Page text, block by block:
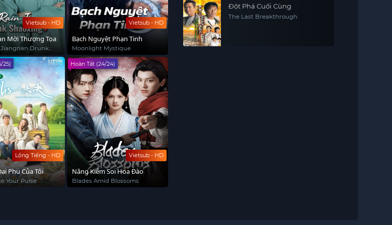
Vietsub - HD
Mời Thượng Tọa
Jiangnan Drunk
Vietsub - HD
Bạch Nguyệt Phạn Tinh
Moonlight Mystique
Lồng Tiếng - HD
25)
Phu Của Tôi
Your Pulse
Vietsub - HD
Hoàn Tất (24/24)
Nâng Kiếm Soi Hoa Đào
Blades Amid Blossoms
Đột Phá Cuối Cùng
The Last Breakthrough